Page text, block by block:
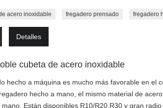
acero inoxidable fregadero prensado fregadero
Detalles
cubeta de acero inoxidable
hecho a máquina es mucho más favorable en el
hecho a mano, el mismo material de
Están disponibles R10/R20,R30 y gran